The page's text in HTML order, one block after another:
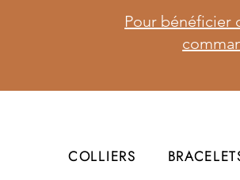
Pour bénéficier
COLLIERS